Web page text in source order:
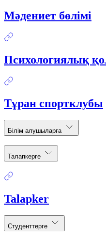
Мәдениет бөлімі
Психологиялық
Тұран спортклубы
Білім алушыларға
Талапкерге
Talapker
Студенттерге